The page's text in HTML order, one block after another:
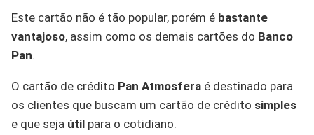
Este cartão não é tão popular, porém é bastante
vantajoso, assim como os demais cartões do Banco
Pan.
O cartão de crédito Pan Atmosfera é destinado para
os clientes que buscam um cartão de crédito simples
e que seja útil para o cotidiano.